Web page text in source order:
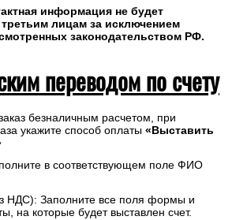
информация не будет
лицам за исключением
законодательством РФ.
переводом по счету
безналичным расчетом, при
укажите способ оплаты «Выставить
в соответствующем поле ФИО
НДС): Заполните все поля формы и
на которые будет выставлен счет.